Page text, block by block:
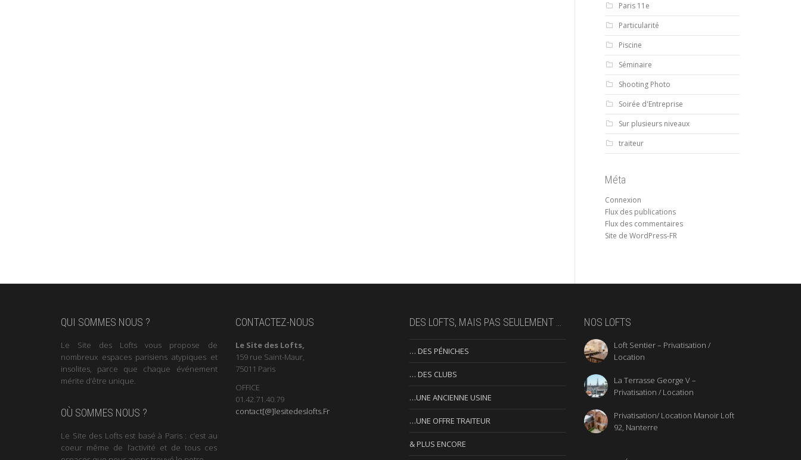
Paris 11e
Particularité
Piscine
Séminaire
Shooting Photo
Soirée d'Entreprise
Sur plusieurs niveaux
traiteur
Méta
Connexion
Flux des publications
Flux des commentaires
Site de WordPress-FR
QUI SOMMES NOUS ?
Le Site des Lofts vous propose de
nombreux espaces parisiens atypiques et
insolites, parce que chaque événement
mérite d’être unique.
OÙ SOMMES NOUS ?
Le Site des Lofts est basé à Paris : c’est au
coeur même de l’activité et de tous ces
CONTACTEZ-NOUS
Le Site des Lofts,
159 rue Saint-Maur,
75011 Paris
OFFICE
01.42.71.40.79
contact[@]lesitedeslofts.Fr
DES LOFTS, MAIS PAS SEULEMENT …
… DES PÉNICHES
… DES CLUBS
…UNE ANCIENNE USINE
…UNE OFFRE TRAITEUR
& PLUS ENCORE
NOS LOFTS
Loft Sentier – Privatisation /
Location
La Terrasse George V –
Privatisation / Location
Privatisation/ Location Manoir Loft
92, Nanterre